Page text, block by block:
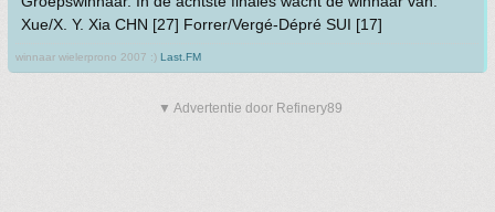
Xue/X. Y. Xia CHN [27] Forrer/Vergé-Dépré SUI [17]
winnaar wielerprono 2007 :) Last.FM
▼ Advertentie door Refinery89